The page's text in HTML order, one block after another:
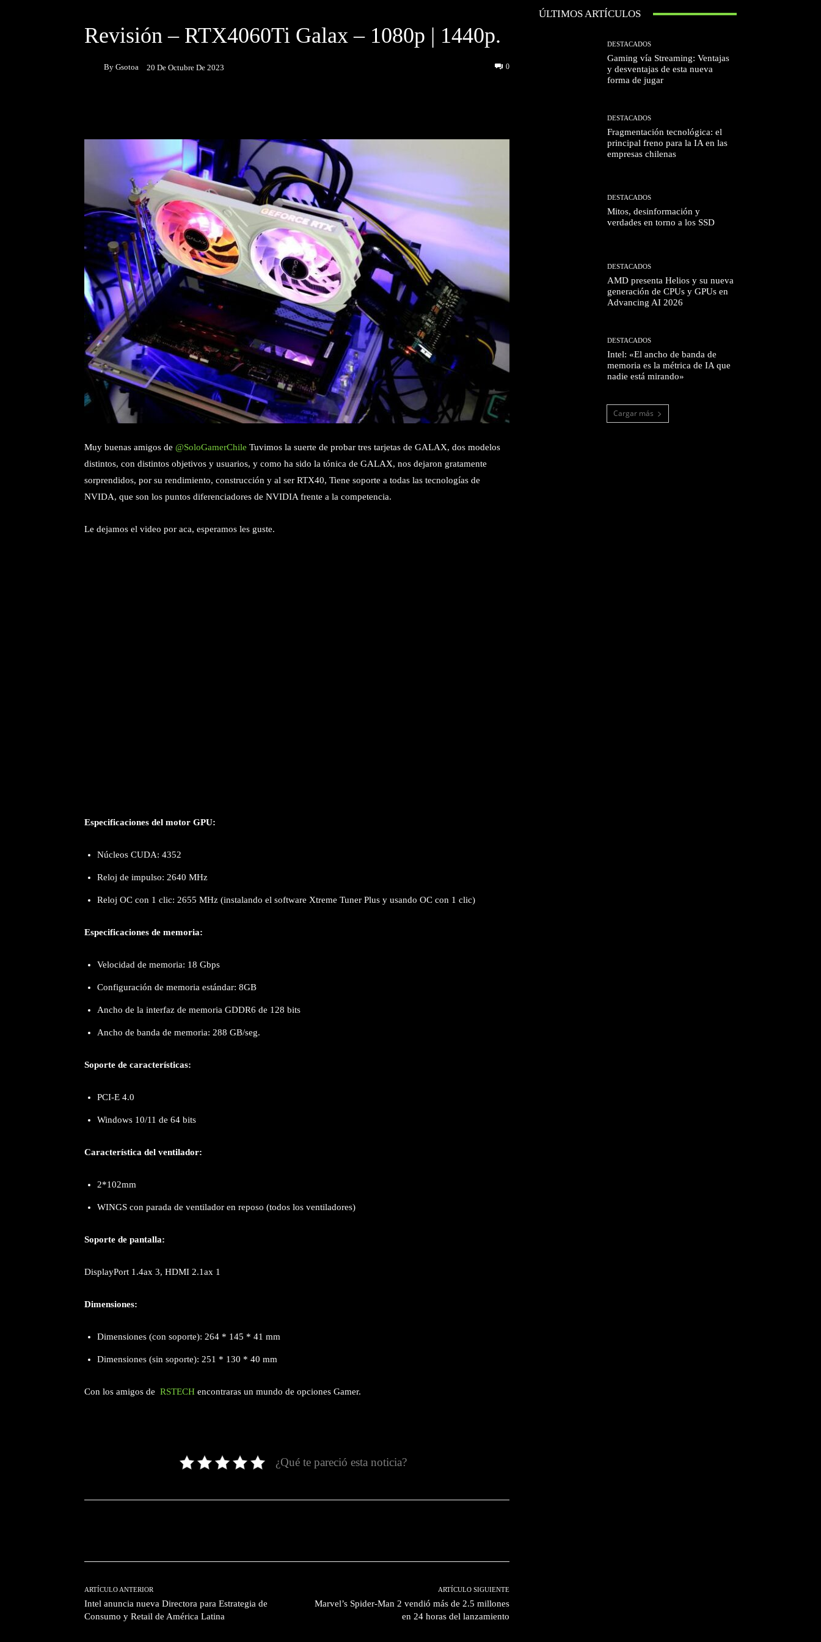
Revisión – RTX4060Ti Galax – 1080p | 1440p.
By Gsotoa 20 De Octubre De 2023 0
Muy buenas amigos de @SoloGamerChile Tuvimos la suerte de probar tres tarjetas de GALAX, dos modelos
distintos, con distintos objetivos y usuarios, y como ha sido la tónica de GALAX, nos dejaron gratamente
sorprendidos, por su rendimiento, construcción y al ser RTX40, Tiene soporte a todas las tecnologías de
NVIDA, que son los puntos diferenciadores de NVIDIA frente a la competencia.
Le dejamos el video por aca, esperamos les guste.
Especificaciones del motor GPU:
Núcleos CUDA: 4352
Reloj de impulso: 2640 MHz
Reloj OC con 1 clic: 2655 MHz (instalando el software Xtreme Tuner Plus y usando OC con 1 clic)
Especificaciones de memoria:
Velocidad de memoria: 18 Gbps
Configuración de memoria estándar: 8GB
Ancho de la interfaz de memoria GDDR6 de 128 bits
Ancho de banda de memoria: 288 GB/seg.
Soporte de características:
PCI-E 4.0
Windows 10/11 de 64 bits
Característica del ventilador:
2*102mm
WINGS con parada de ventilador en reposo (todos los ventiladores)
Soporte de pantalla:
DisplayPort 1.4ax 3, HDMI 2.1ax 1
Dimensiones:
Dimensiones (con soporte): 264 * 145 * 41 mm
Dimensiones (sin soporte): 251 * 130 * 40 mm
Con los amigos de RSTECH encontraras un mundo de opciones Gamer.
¿Qué te pareció esta noticia?
ARTÍCULO ANTERIOR
Intel anuncia nueva Directora para Estrategia de
Consumo y Retail de América Latina
ARTÍCULO SIGUIENTE
Marvel’s Spider-Man 2 vendió más de 2.5 millones
en 24 horas del lanzamiento
ÚLTIMOS ARTÍCULOS
DESTACADOS
Gaming vía Streaming: Ventajas
y desventajas de esta nueva
forma de jugar
DESTACADOS
Fragmentación tecnológica: el
principal freno para la IA en las
empresas chilenas
DESTACADOS
Mitos, desinformación y
verdades en torno a los SSD
DESTACADOS
AMD presenta Helios y su nueva
generación de CPUs y GPUs en
Advancing AI 2026
DESTACADOS
Intel: «El ancho de banda de
memoria es la métrica de IA que
nadie está mirando»
Cargar más